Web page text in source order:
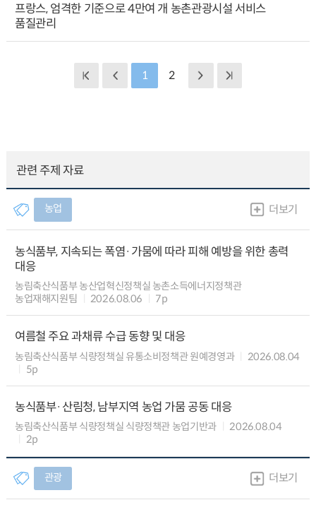
프랑스, 엄격한 기준으로 4만여 개 농촌관광시설 서비스
품질관리
1 2
관련 주제 자료
농업 더보기
농식품부, 지속되는 폭염·가뭄에 따라 피해 예방을 위한 총력
대응
농림축산식품부 농산업혁신정책실 농촌소득에너지정책관
농업재해지원팀
2026.08.06 7p
여름철 주요 과채류 수급 동향 및 대응
농림축산식품부 식량정책실 유통소비정책관 원예경영과
2026.08.04
5p
농식품부·산림청, 남부지역 농업 가뭄 공동 대응
농림축산식품부 식량정책실 식량정책관 농업기반과
2026.08.04
2p
관광 더보기